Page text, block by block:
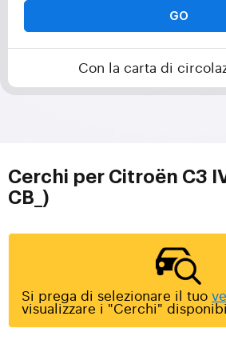
GO
Con la carta di
Cerchi per Citroën C3
CB_)
Si prega di selezionare il tuo
visualizzare i "Cerchi"